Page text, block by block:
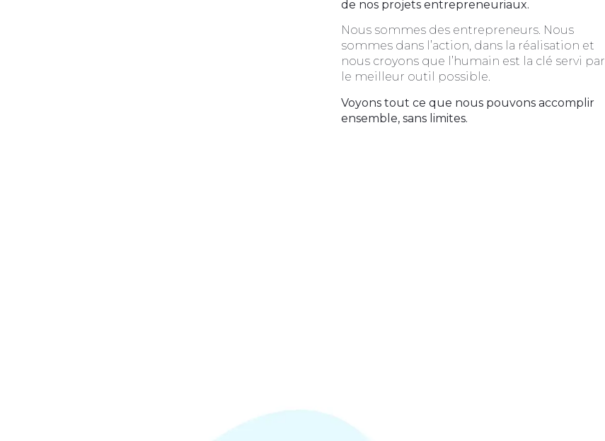
de nos projets entrepreneuriaux.
Nous sommes des entrepreneurs. Nous
sommes dans l’action, dans la réalisation et
nous croyons que l’humain est la clé servi par
le meilleur outil possible.
Voyons tout ce que nous pouvons accomplir
ensemble, sans limites.